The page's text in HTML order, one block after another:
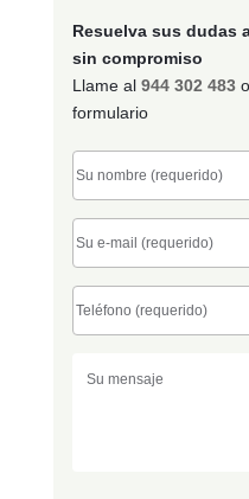
Resuelva sus dudas
sin compromiso
Llame al 944 302 483
formulario